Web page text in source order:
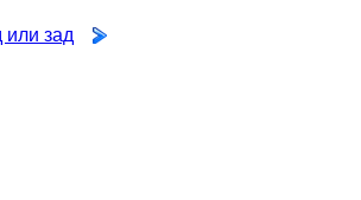
или зад